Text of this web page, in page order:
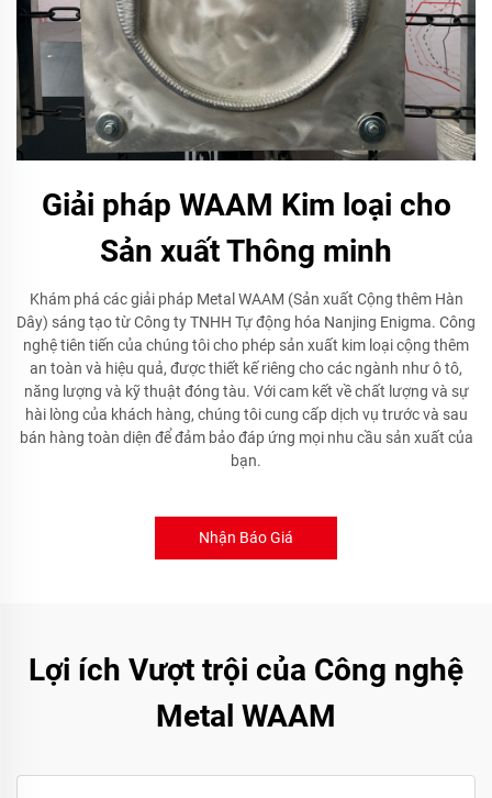
Giải pháp WAAM Kim loại cho
Sản xuất Thông minh
Khám phá các giải pháp Metal WAAM (Sản xuất Cộng thêm Hàn
Dây) sáng tạo từ Công ty TNHH Tự động hóa Nanjing Enigma. Công
nghệ tiên tiến của chúng tôi cho phép sản xuất kim loại cộng thêm
an toàn và hiệu quả, được thiết kế riêng cho các ngành như ô tô,
năng lượng và kỹ thuật đóng tàu. Với cam kết về chất lượng và sự
hài lòng của khách hàng, chúng tôi cung cấp dịch vụ trước và sau
bán hàng toàn diện để đảm bảo đáp ứng mọi nhu cầu sản xuất của
bạn.
Nhận Báo Giá
Lợi ích Vượt trội của Công nghệ
Metal WAAM